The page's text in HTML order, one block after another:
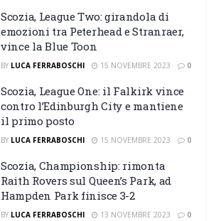
Scozia, League Two: girandola di
emozioni tra Peterhead e Stranraer,
vince la Blue Toon
BY LUCA FERRABOSCHI 15 NOVEMBRE 2023 0
Scozia, League One: il Falkirk vince
contro l’Edinburgh City e mantiene
il primo posto
BY LUCA FERRABOSCHI 15 NOVEMBRE 2023 0
Scozia, Championship: rimonta
Raith Rovers sul Queen’s Park, ad
Hampden Park finisce 3-2
BY LUCA FERRABOSCHI 13 NOVEMBRE 2023 0